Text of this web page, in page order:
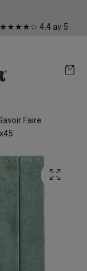
I ★★★★☆ 4.4 av 5
Faire